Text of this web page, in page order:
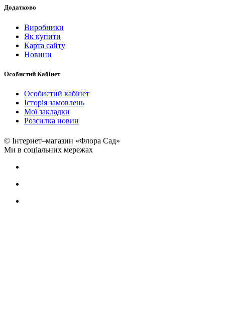
Додатково
Виробники
Як купити
Карта сайту
Новини
Особистий Кабінет
Особистий кабінет
Історія замовлень
Мої закладки
Розсилка новин
© Інтернет–магазин «Флора Сад»
Ми в соціальних мережах